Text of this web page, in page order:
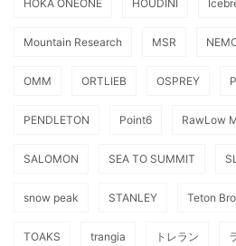
HOKA ONEONE HOUDINI
Mountain Research MSR
OMM ORTLIEB OSPREY
PENDLETON Point6 RawLow
SALOMON SEA TO SUMMIT
snow peak STANLEY Teton
TOAKS trangia トレラン